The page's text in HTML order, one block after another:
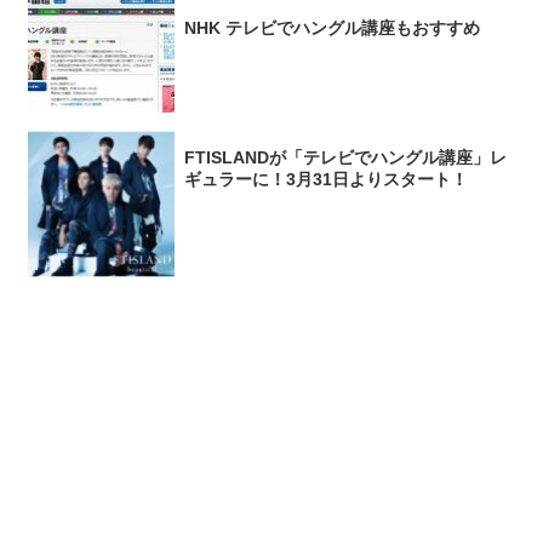
NHK テレビでハングル講座もおすすめ
FTISLANDが「テレビでハングル講座」レ
ギュラーに！3月31日よりスタート！